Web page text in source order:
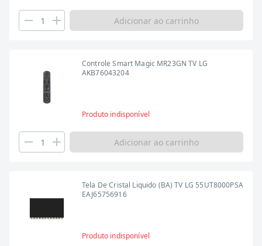
Adicionar ao carrinho
Controle Smart Magic MR23GN TV LG
AKB76043204
Produto indisponível
Adicionar ao carrinho
Tela De Cristal Liquido (BA) TV LG 55UT8000PSA
EAJ65756916
Produto indisponível